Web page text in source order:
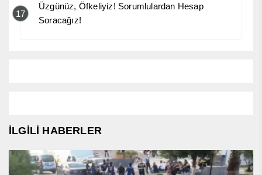
17
Üzgünüz, Öfkeliyiz! Sorumlulardan Hesap
Soracağız!
İLGİLİ HABERLER